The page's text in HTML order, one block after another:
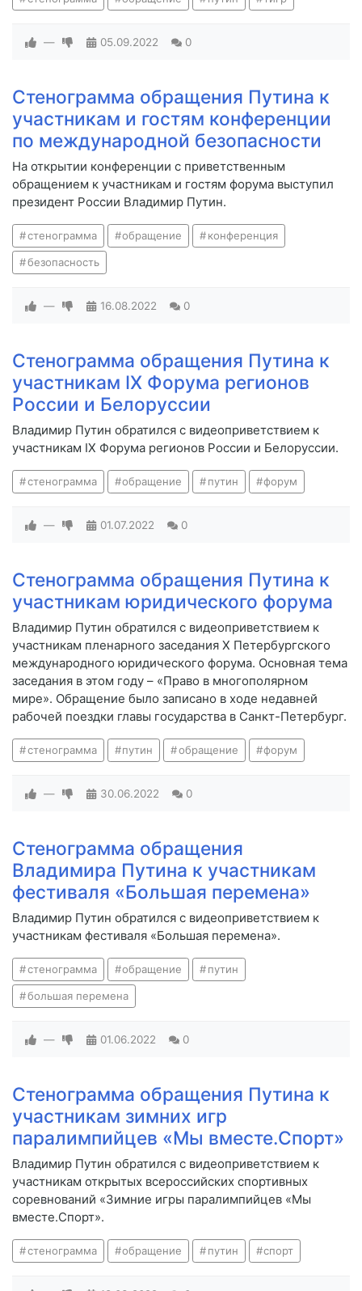
— 05.09.2022 0
Стенограмма обращения Путина к
участникам и гостям конференции
по международной безопасности
На открытии конференции с приветственным
обращением к участникам и гостям форума выступил
президент России Владимир Путин.
стенограмма обращение конференция
безопасность
— 16.08.2022 0
Стенограмма обращения Путина к
участникам IX Форума регионов
России и Белоруссии
Владимир Путин обратился с видеоприветствием к
участникам IX Форума регионов России и Белоруссии.
стенограмма обращение путин форум
— 01.07.2022 0
Стенограмма обращения Путина к
участникам юридического форума
Владимир Путин обратился с видеоприветствием к
участникам пленарного заседания X Петербургского
международного юридического форума. Основная тема
заседания в этом году – «Право в многополярном
мире». Обращение было записано в ходе недавней
рабочей поездки главы государства в Санкт-Петербург.
стенограмма путин обращение форум
— 30.06.2022 0
Стенограмма обращения
Владимира Путина к участникам
фестиваля «Большая перемена»
Владимир Путин обратился с видеоприветствием к
участникам фестиваля «Большая перемена».
стенограмма обращение путин
большая перемена
— 01.06.2022 0
Стенограмма обращения Путина к
участникам зимних игр
паралимпийцев «Мы вместе.Спорт»
Владимир Путин обратился с видеоприветствием к
участникам открытых всероссийских спортивных
соревнований «Зимние игры паралимпийцев «Мы
вместе.Спорт».
стенограмма обращение путин спорт